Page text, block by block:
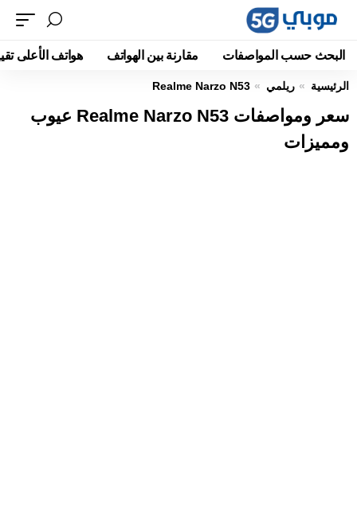
البحث حسب المواصفات مقارنة بين الهواتف هواتف الأعلى
الرئيسية ريلمي Realme Narzo N53
سعر ومواصفات Realme Narzo N53 عيوب
ومميزات